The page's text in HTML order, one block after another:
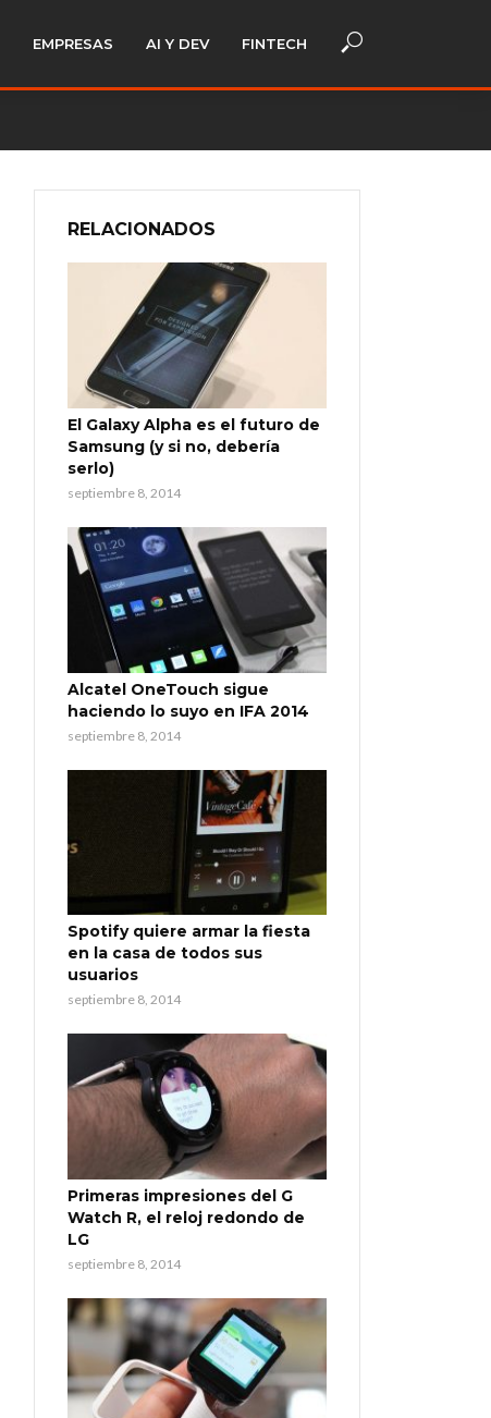
EMPRESAS AI Y DEV FINTECH
RELACIONADOS
El Galaxy Alpha es el futuro de
Samsung (y si no, debería
serlo)
septiembre 8, 2014
Alcatel OneTouch sigue
haciendo lo suyo en IFA 2014
septiembre 8, 2014
Spotify quiere armar la fiesta
en la casa de todos sus
usuarios
septiembre 8, 2014
Primeras impresiones del G
Watch R, el reloj redondo de
LG
septiembre 8, 2014